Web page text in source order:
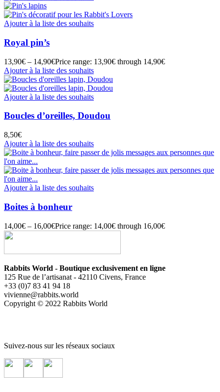
Ajouter à la liste des souhaits
Royal pin’s
13,90€ – 14,90€Price range: 13,90€ through 14,90€
Ajouter à la liste des souhaits
Ajouter à la liste des souhaits
Boucles d’oreilles, Doudou
8,50€
Ajouter à la liste des souhaits
Ajouter à la liste des souhaits
Boites à bonheur
14,00€ – 16,00€Price range: 14,00€ through 16,00€
Rabbits World - Boutique exclusivement en ligne
125 Rue de l’artisanat - 42110 Civens, France
+33 (0)7 83 41 94 18
vivienne@rabbits.world
Copyright © 2022 Rabbits World
Suivez-nous sur les réseaux sociaux